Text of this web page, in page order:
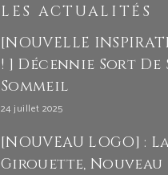
LES ACTUALITÉS
[NOUVELLE
! ] Décennie Sort De
Sommeil
24 juillet 2025
[NOUVEAU LOGO] :
Girouette, Nouveau